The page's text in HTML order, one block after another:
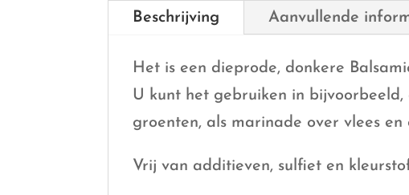
Beschrijving Aanvullende
Het is een dieprode, donkere
U kunt het gebruiken in
groenten, als marinade over vlees en
Vrij van additieven, sulfiet en